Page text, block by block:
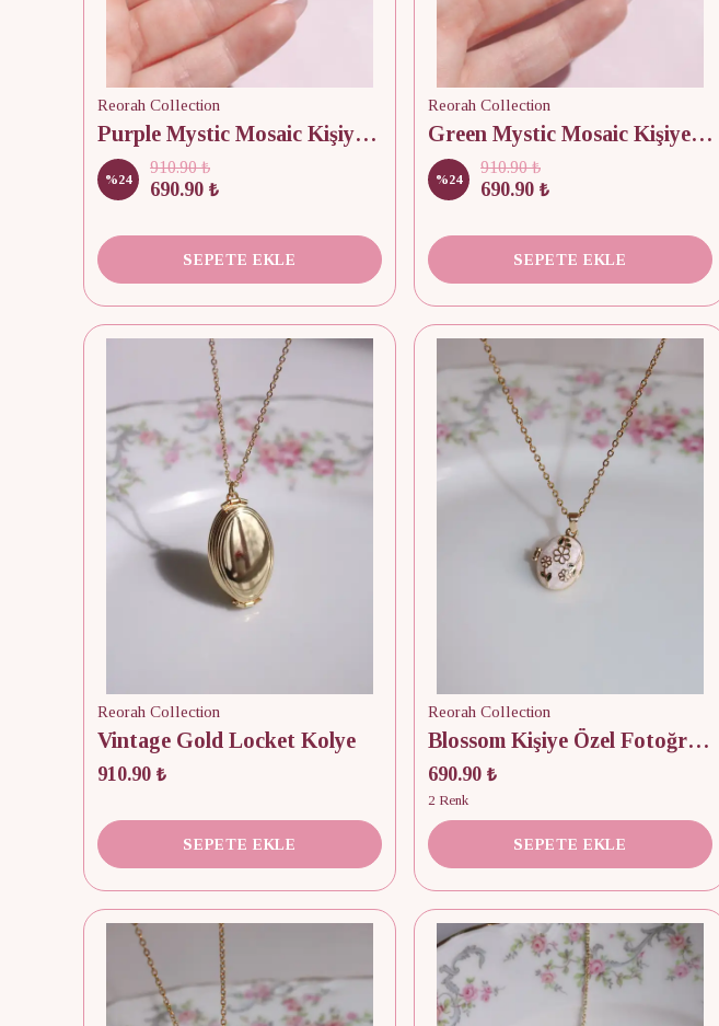
Reorah Collection
Purple Mystic Mosaic Kişiye Özel Fotoğraflı Kapaklı Kolye
%24
910.90 ₺
690.90 ₺
SEPETE EKLE
Reorah Collection
Green Mystic Mosaic Kişiye Özel Fotoğraflı Kapaklı Kolye
%24
910.90 ₺
690.90 ₺
SEPETE EKLE
Reorah Collection
Vintage Gold Locket Kolye
910.90 ₺
SEPETE EKLE
Reorah Collection
Blossom Kişiye Özel Fotoğraflı Kapaklı Kolye
690.90 ₺
2 Renk
SEPETE EKLE